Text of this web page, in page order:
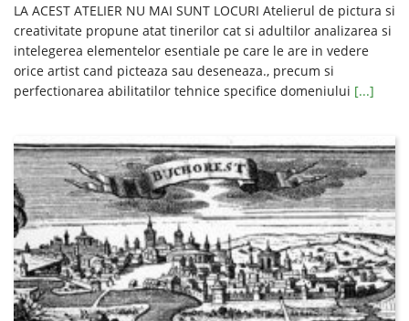
LA ACEST ATELIER NU MAI SUNT LOCURI Atelierul de pictura si
creativitate propune atat tinerilor cat si adultilor analizarea si
intelegerea elementelor esentiale pe care le are in vedere
orice artist cand picteaza sau deseneaza., precum si
perfectionarea abilitatilor tehnice specifice domeniului [...]